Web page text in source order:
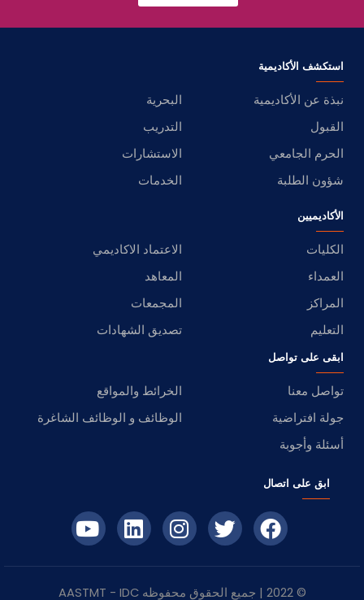
استكشف الأكاديمية
نبذة عن الأكاديمية
البحرية
القبول
التدريب
الحرم الجامعي
الاستشارات
شؤون الطلبة
الخدمات
الأكاديميين
الكليات
الاعتماد الاكاديمي
العمداء
المعاهد
المراكز
المجمعات
التعليم
تصديق الشهادات
ابقى على تواصل
تواصل معنا
الخرائط والمواقع
جولة افتراضية
الوظائف و الوظائف الشاغرة
أسئلة وأجوبة
ابق على اتصال
© 2022 | جميع الحقوق محفوظه IDC
- AASTMT